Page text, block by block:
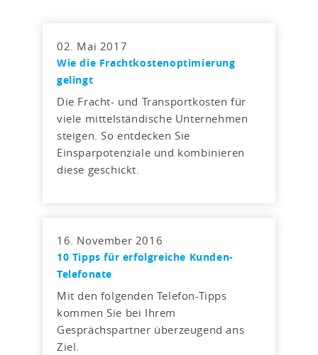
02. Mai 2017
Wie die Frachtkosten­optimierung
gelingt
Die Fracht- und Transportkosten für
viele mittelständische Unternehmen
steigen. So entdecken Sie
Einsparpotenziale und kombinieren
diese geschickt.
16. November 2016
10 Tipps für erfolgreiche Kunden-
Telefonate
Mit den folgenden Telefon-Tipps
kommen Sie bei Ihrem
Gesprächspartner überzeugend ans
Ziel.